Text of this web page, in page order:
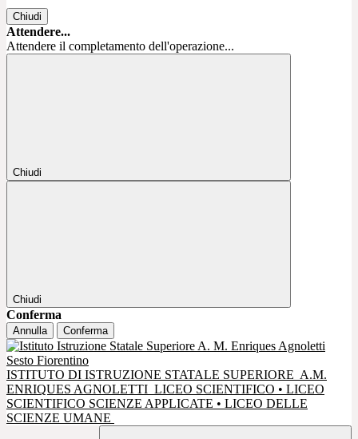
Chiudi
Attendere...
Attendere il completamento dell'operazione...
Chiudi
Chiudi
Conferma
Annulla Conferma
ISTITUTO DI ISTRUZIONE STATALE SUPERIORE A.M.
ENRIQUES AGNOLETTI LICEO SCIENTIFICO • LICEO
SCIENTIFICO SCIENZE APPLICATE • LICEO DELLE
SCIENZE UMANE